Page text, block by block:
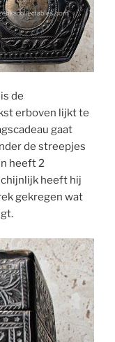
de
erboven lijkt te
gaat
de streepjes
heeft 2
heeft hij
gekregen wat